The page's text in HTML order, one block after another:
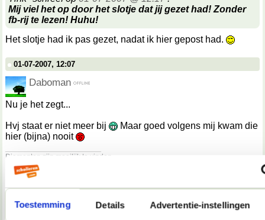
Toestemming Details Advertentie-instellingen
Mij viel het op door het slotje dat jij gezet had! Zonder
fb-rij te lezen! Huhu!
Het slotje had ik pas gezet, nadat ik hier gepost had.
01-07-2007, 12:07
Daboman
Nu je het zegt...
Hvj staat er niet meer bij
Maar goed volgens mij kwam die
hier (bijna) nooit
Diamanten zijn moeilijk te vinden.
01-07-2007, 12:27
Martiño